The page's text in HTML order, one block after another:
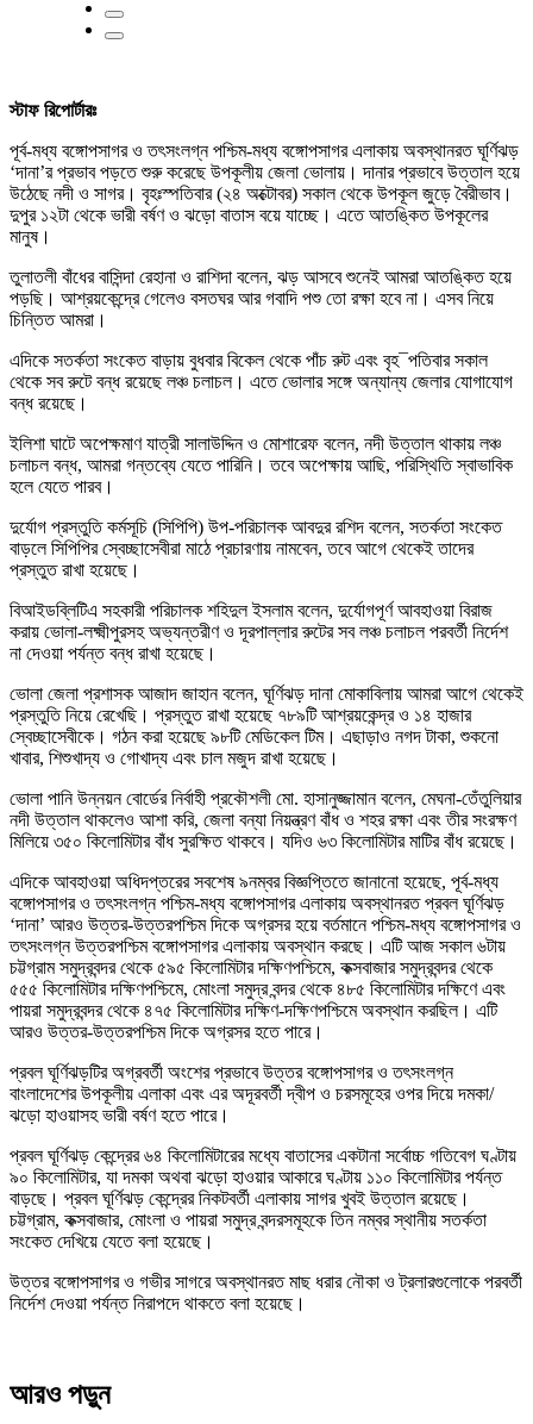
স্টাফ রিপোর্টারঃ
পূর্ব-মধ্য বঙ্গোপসাগর ও তৎসংলগ্ন পশ্চিম-মধ্য বঙ্গোপসাগর এলাকায় অবস্থানরত ঘূর্ণিঝড়
‘দানা’র প্রভাব পড়তে শুরু করেছে উপকূলীয় জেলা ভোলায়। দানার প্রভাবে উত্তাল হয়ে
উঠেছে নদী ও সাগর। বৃহঃস্পতিবার (২৪ অক্টোবর) সকাল থেকে উপকূল জুড়ে বৈরীভাব।
দুপুর ১২টা থেকে ভারী বর্ষণ ও ঝড়ো বাতাস বয়ে যাচ্ছে। এতে আতঙ্কিত উপকূলের
মানুষ।
তুলাতলী বাঁধের বাসিন্দা রেহানা ও রাশিদা বলেন, ঝড় আসবে শুনেই আমরা আতঙ্কিত হয়ে
পড়ছি। আশ্রয়কেন্দ্রে গেলেও বসতঘর আর গবাদি পশু তো রক্ষা হবে না। এসব নিয়ে
চিন্তিত আমরা।
এদিকে সতর্কতা সংকেত বাড়ায় বুধবার বিকেল থেকে পাঁচ রুট এবং বৃহ¯পতিবার সকাল
থেকে সব রুটে বন্ধ রয়েছে লঞ্চ চলাচল। এতে ভোলার সঙ্গে অন্যান্য জেলার যোগাযোগ
বন্ধ রয়েছে।
ইলিশা ঘাটে অপেক্ষমাণ যাত্রী সালাউদ্দিন ও মোশারেফ বলেন, নদী উত্তাল থাকায় লঞ্চ
চলাচল বন্ধ, আমরা গন্তব্যে যেতে পারিনি। তবে অপেক্ষায় আছি, পরিস্থিতি স্বাভাবিক
হলে যেতে পারব।
দুর্যোগ প্রস্তুতি কর্মসূচি (সিপিপি) উপ-পরিচালক আবদুর রশিদ বলেন, সতর্কতা সংকেত
বাড়লে সিপিপির স্বেচ্ছাসেবীরা মাঠে প্রচারণায় নামবেন, তবে আগে থেকেই তাদের
প্রস্তুত রাখা হয়েছে।
বিআইডব্লিটিএ সহকারী পরিচালক শহিদুল ইসলাম বলেন, দুর্যোগপূর্ণ আবহাওয়া বিরাজ
করায় ভোলা-লক্ষ্মীপুরসহ অভ্যন্তরীণ ও দূরপাল্লার রুটের সব লঞ্চ চলাচল পরবর্তী নির্দেশ
না দেওয়া পর্যন্ত বন্ধ রাখা হয়েছে।
ভোলা জেলা প্রশাসক আজাদ জাহান বলেন, ঘূর্ণিঝড় দানা মোকাবিলায় আমরা আগে থেকেই
প্রস্তুতি নিয়ে রেখেছি। প্রস্তুত রাখা হয়েছে ৭৮৯টি আশ্রয়কেন্দ্র ও ১৪ হাজার
স্বেচ্ছাসেবীকে। গঠন করা হয়েছে ৯৮টি মেডিকেল টিম। এছাড়াও নগদ টাকা, শুকনো
খাবার, শিশুখাদ্য ও গোখাদ্য এবং চাল মজুদ রাখা হয়েছে।
ভোলা পানি উন্নয়ন বোর্ডের নির্বাহী প্রকৌশলী মো. হাসানুজ্জামান বলেন, মেঘনা-তেঁতুলিয়ার
নদী উত্তাল থাকলেও আশা করি, জেলা বন্যা নিয়ন্ত্রণ বাঁধ ও শহর রক্ষা এবং তীর সংরক্ষণ
মিলিয়ে ৩৫০ কিলোমিটার বাঁধ সুরক্ষিত থাকবে। যদিও ৬৩ কিলোমিটার মাটির বাঁধ রয়েছে।
এদিকে আবহাওয়া অধিদপ্তরের সবশেষ ৯নম্বর বিজ্ঞপ্তিতে জানানো হয়েছে, পূর্ব-মধ্য
বঙ্গোপসাগর ও তৎসংলগ্ন পশ্চিম-মধ্য বঙ্গোপসাগর এলাকায় অবস্থানরত প্রবল ঘূর্ণিঝড়
‘দানা’ আরও উত্তর-উত্তরপশ্চিম দিকে অগ্রসর হয়ে বর্তমানে পশ্চিম-মধ্য বঙ্গোপসাগর ও
তৎসংলগ্ন উত্তরপশ্চিম বঙ্গোপসাগর এলাকায় অবস্থান করছে। এটি আজ সকাল ৬টায়
চট্টগ্রাম সমুদ্রবন্দর থেকে ৫৯৫ কিলোমিটার দক্ষিণপশ্চিমে, কক্সবাজার সমুদ্রবন্দর থেকে
৫৫৫ কিলোমিটার দক্ষিণপশ্চিমে, মোংলা সমুদ্র বন্দর থেকে ৪৮৫ কিলোমিটার দক্ষিণে এবং
পায়রা সমুদ্রবন্দর থেকে ৪৭৫ কিলোমিটার দক্ষিণ-দক্ষিণপশ্চিমে অবস্থান করছিল। এটি
আরও উত্তর-উত্তরপশ্চিম দিকে অগ্রসর হতে পারে।
প্রবল ঘূর্ণিঝড়টির অগ্রবর্তী অংশের প্রভাবে উত্তর বঙ্গোপসাগর ও তৎসংলগ্ন
বাংলাদেশের উপকূলীয় এলাকা এবং এর অদূরবর্তী দ্বীপ ও চরসমূহের ওপর দিয়ে দমকা/
ঝড়ো হাওয়াসহ ভারী বর্ষণ হতে পারে।
প্রবল ঘূর্ণিঝড় কেন্দ্রের ৬৪ কিলোমিটারের মধ্যে বাতাসের একটানা সর্বোচ্চ গতিবেগ ঘণ্টায়
৯০ কিলোমিটার, যা দমকা অথবা ঝড়ো হাওয়ার আকারে ঘণ্টায় ১১০ কিলোমিটার পর্যন্ত
বাড়ছে। প্রবল ঘূর্ণিঝড় কেন্দ্রের নিকটবর্তী এলাকায় সাগর খুবই উত্তাল রয়েছে।
চট্টগ্রাম, কক্সবাজার, মোংলা ও পায়রা সমুদ্র বন্দরসমূহকে তিন নম্বর স্থানীয় সতর্কতা
সংকেত দেখিয়ে যেতে বলা হয়েছে।
উত্তর বঙ্গোপসাগর ও গভীর সাগরে অবস্থানরত মাছ ধরার নৌকা ও ট্রলারগুলোকে পরবর্তী
নির্দেশ দেওয়া পর্যন্ত নিরাপদে থাকতে বলা হয়েছে।
আরও পড়ুন